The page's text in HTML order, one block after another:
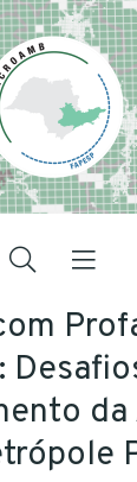
da